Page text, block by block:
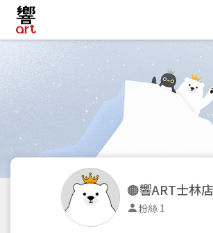
🟠響ART士林店
粉絲 1